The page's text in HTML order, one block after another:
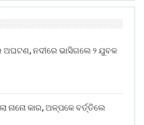
ଅଘଟଣ, ନଦୀରେ ଭାସିଗଲେ ୨ ଯୁବକ
ନାନୋ କାର, ଅଳ୍ପକେ ବର୍ତ୍ତିଲେ